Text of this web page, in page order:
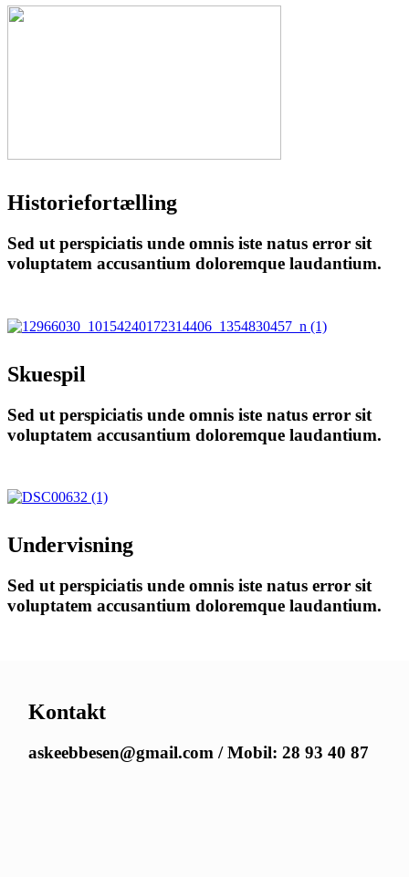
Historiefortælling
Sed ut perspiciatis unde omnis iste natus error sit
voluptatem accusantium doloremque laudantium.
Skuespil
Sed ut perspiciatis unde omnis iste natus error sit
voluptatem accusantium doloremque laudantium.
Undervisning
Sed ut perspiciatis unde omnis iste natus error sit
voluptatem accusantium doloremque laudantium.
Kontakt
askeebbesen@gmail.com / Mobil: 28 93 40 87